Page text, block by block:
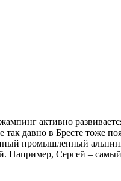
активно
давно в Бресте тоже
промышленный
Например, Сергей –